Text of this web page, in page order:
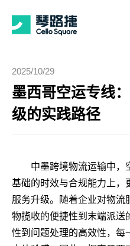
2025/10/29
墨西哥空运专线
级的实践路径
中墨跨境物流运输中，
基础的时效与合规能力上，
服务升级。随着企业对物流
物揽收的便捷性到末端派送
性到问题处理的高效性，每